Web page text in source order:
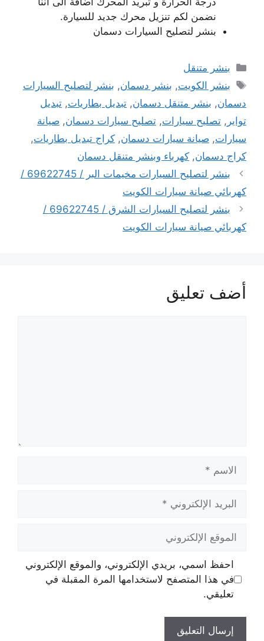
نضمن لكم تنزيل محرك جديد للسيارة.
بنشر لتصليح السيارات دسمان
التصنيفات
بنشر متنقل
الوسوم
بنشر الكويت, بنشر دسمان, بنشر لتصليح السيارات
دسمان, بنشر متنقل دسمان, تبديل بطاريات, تبديل
تواير , تصليح سيارات, تصليح سيارات دسمان, صيانة
سيارات, صيانة سيارات دسمان, كراج تبديل بطاريات,
كراج دسمان, كهرباء وبنشر متنقل دسمان
بنشر لتصليح السيارات مخيمات البر / 69622745 /
كهربائي صيانة سيارات الكويت
بنشر لتصليح السيارات الشرق / 69622745 /
كهربائي صيانة سيارات الكويت
أضف تعليق
الاسم
البريد
الإلكتروني
الموقع
الإلكتروني
احفظ اسمي، بريدي الإلكتروني، والموقع الإلكتروني
في هذا المتصفح لاستخدامها المرة المقبلة في
تعليقي.